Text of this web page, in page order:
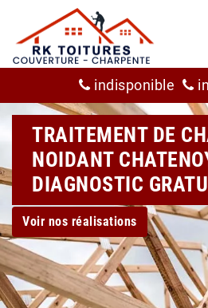
indisponible
TRAITEMENT DE
NOIDANT
DIAGNOSTIC
Voir nos réalisations